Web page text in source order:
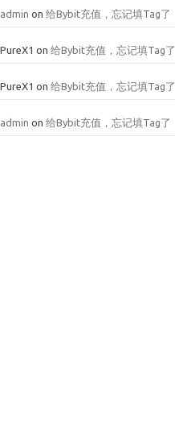
admin on 给Bybit充值，忘记填Tag了
PureX1 on 给Bybit充值，忘记填Tag了
PureX1 on 给Bybit充值，忘记填Tag了
admin on 给Bybit充值，忘记填Tag了